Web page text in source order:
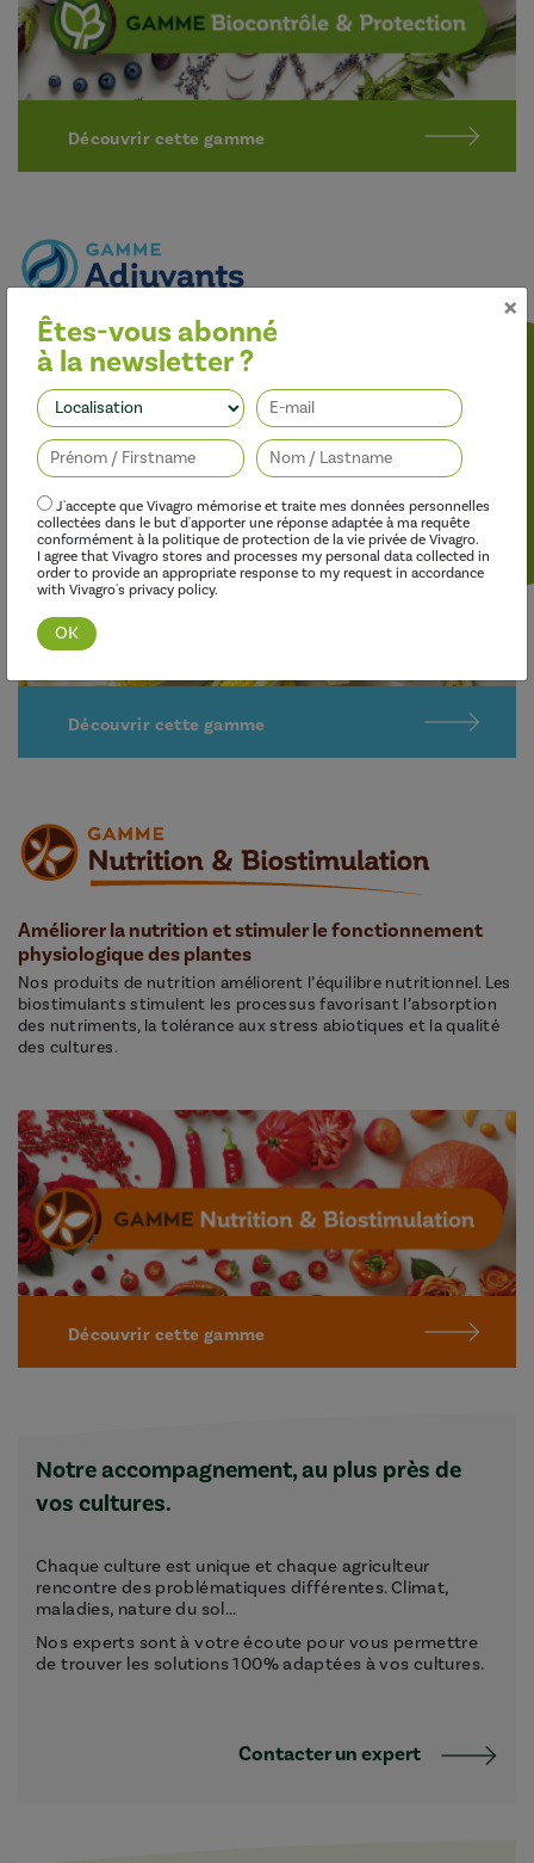
Découvrir cette gamme
Optimiser l’efficacité des traitements
Nos adjuvants permettent d’améliorer l’efficacité des
herbicides, des fongicides, des insecticides et des régulateurs de
croissance, tout en limitant leur impact sur l’environnement.
Découvrir cette gamme
Améliorer la nutrition et stimuler le fonctionnement
physiologique des plantes
Nos produits de nutrition améliorent l’équilibre nutritionnel. Les
biostimulants stimulent les processus favorisant l’absorption
des nutriments, la tolérance aux stress abiotiques et la qualité
des cultures.
Découvrir cette gamme
Notre accompagnement, au plus près de
vos cultures.
Chaque culture est unique et chaque agriculteur
rencontre des problématiques différentes. Climat,
maladies, nature du sol...
Nos experts sont à votre écoute pour vous permettre
de trouver les solutions 100% adaptées à vos cultures.
Contacter un expert
×
Êtes-vous abonné
à la newsletter ?
J'accepte que Vivagro mémorise et traite mes données personnelles
collectées dans le but d'apporter une réponse adaptée à ma requête
conformément à la politique de protection de la vie privée de Vivagro.
I agree that Vivagro stores and processes my personal data collected in
order to provide an appropriate response to my request in accordance
with Vivagro's privacy policy.